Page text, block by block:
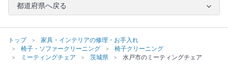
都道府県へ戻る
トップ
家具・インテリアの修理・お手入れ
椅子・ソファークリーニング
椅子クリーニング
ミーティングチェア
茨城県 水戸市のミーティングチェア